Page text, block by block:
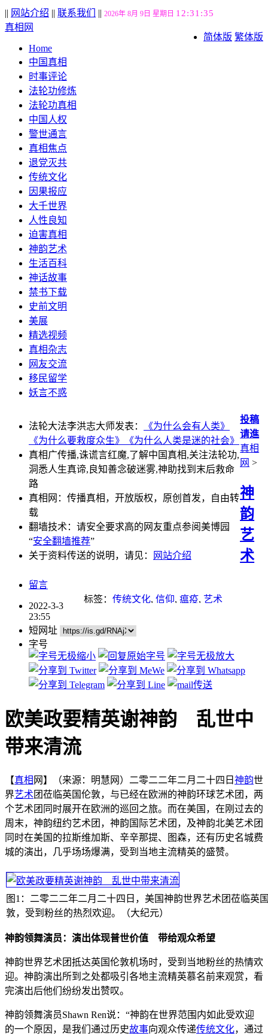
|| 网站介绍 || 联系我们 || 2026年 8月 9日 星期日 12:31:36
简体版 繁体版
真相网
Home
中国真相
时事评论
法轮功修炼
法轮功真相
中国人权
警世通言
真相焦点
退党灭共
传统文化
因果报应
大千世界
人性良知
迫害真相
神韵艺术
生活百科
神话故事
禁书下载
史前文明
美展
精选视频
真相杂志
网友交流
移民留学
妖言不惑
法轮大法李洪志大师发表：
《为什么会有人类》
《为什么要救度众生》
《为什么人类是迷的社会》
真相广传播,诛谎言红魔,了解中国真相,关注法轮功,
洞悉人生真谛,良知善念破迷雾,神助找到末后救命
路
真相网：传播真相，开放版权，原创首发，自由转
载
翻墙技术：请安全要求高的网友重点参阅美博园
“安全翻墙推荐”
关于资料传送的说明，请见：
网站介绍
投稿
请進
真相
网 >
神
韵
艺
术
留言
标签： 传统文化, 信仰, 瘟疫, 艺术
2022-3-3
23:55
短网址
字号
欧美政要精英谢神韵 乱世中
带来清流
【真相 网】（来源：明慧网）二零二二年二月二十四日 神韵世
界艺术团莅临英国伦敦，与已经在欧洲的神韵环球艺术团，两
个艺术团同时展开在欧洲的巡回之旅。而在美国，在刚过去的
周末，神韵纽约艺术团，神韵国际艺术团，及神韵北美艺术团
同时在美国的拉斯维加斯、辛辛那提、图森，还有历史名城费
城的演出，几乎场场爆满，受到当地主流精英的盛赞。
图1：二零二二年二月二十四日，美国神韵世界艺术团莅临英
敦，受到粉丝的热烈欢迎。（大纪元）
神韵领舞演员：演出体现普世价值 带给观众希望
神韵世界艺术团抵达英国伦敦机场时，受到当地粉丝的热情欢
迎。神韵演出所到之处都吸引各地主流精英慕名前来观赏，看
完演出后他们纷纷发出赞叹。
神韵领舞演员Shawn Ren说：“神韵在世界范围内如此受欢迎
的一个原因，是我们通过历史故事向观众传递传统文化，通过